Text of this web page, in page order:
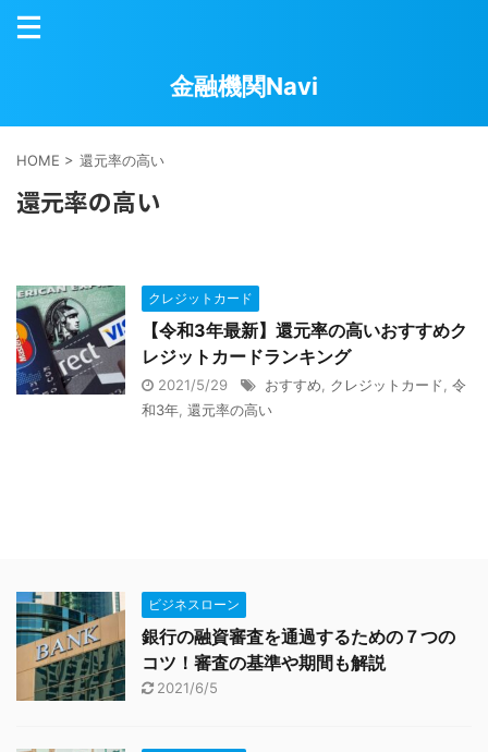
金融機関Navi
HOME > 還元率の高い
還元率の高い
クレジットカード
【令和3年最新】還元率の高いおすすめク
レジットカードランキング
2021/5/29 おすすめ クレジットカード 令
和3年 還元率の高い
ビジネスローン
銀行の融資審査を通過するための７つの
コツ！審査の基準や期間も解説
2021/6/5